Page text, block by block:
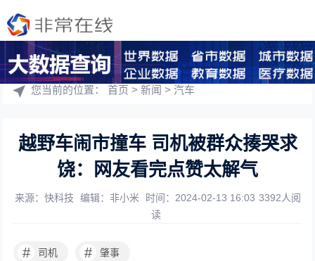
您当前的位置：首页 >新闻 >汽车
越野车闹市撞车 司机被群众揍哭求
饶：网友看完点赞太解气
来源：快科技 编辑：非小米 时间：2024-02-13 16:03 3392人阅
读
# 司机 # 肇事